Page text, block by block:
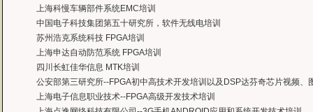
上海科慢车辆部件系统EMC培训
中国电子科技集团第五十研究所，软件无线电培训
苏州浩克系统科技 FPGA培训
上海申达自动防范系统 FPGA培训
四川长虹佳华信息 MTK培训
公安部第三研究所--FPGA初中高技术开发培训以及DSP达芬奇芯片视频、
上海电子信息职业技术--FPGA高级开发技术培训